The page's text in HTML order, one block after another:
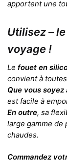
apportent une
Utilisez –
voyage !
Le fouet en
convient à
Que vous soyez
est facile à
En outre, sa
large gamme de
chaudes.
Commandez